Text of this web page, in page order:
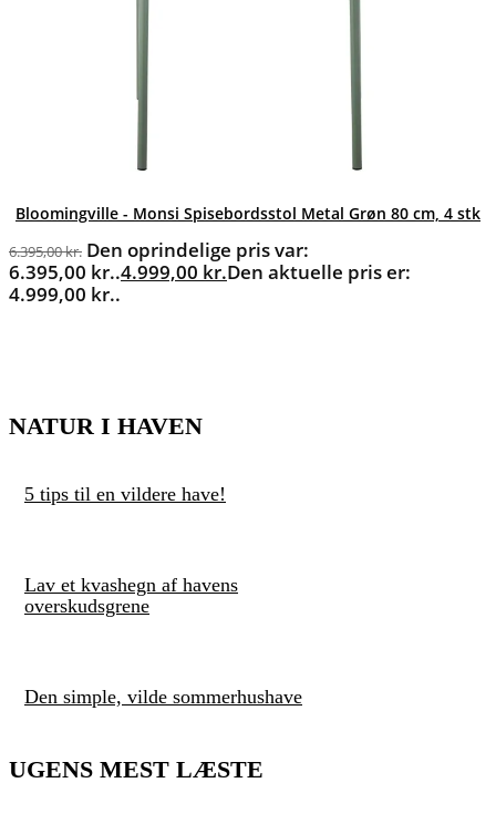
Bloomingville - Monsi Spisebordsstol Metal Grøn 80 cm, 4 stk
6.395,00kr. Den oprindelige pris var:
6.395,00 kr..4.999,00 kr.Den aktuelle pris er:
4.999,00 kr..
NATUR I HAVEN
5 tips til en vildere have!
Lav et kvashegn af havens
overskudsgrene
Den simple, vilde sommerhushave
UGENS MEST LÆSTE